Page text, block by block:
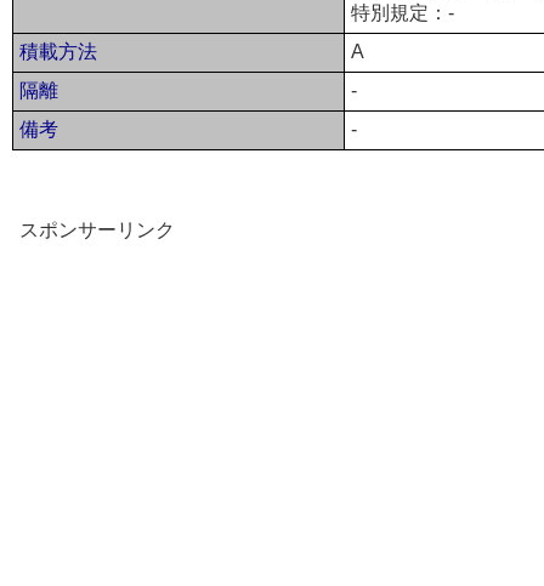
特別規定：-
積載方法
A
隔離
-
備考
-
スポンサーリンク